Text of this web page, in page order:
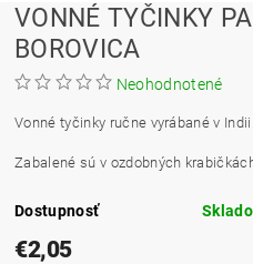
VONNÉ TYČINKY
BOROVICA
Neohodnotené
Vonné tyčinky ručne vyrábané v Indii.
Zabalené sú v ozdobných
Dostupnosť
€2,05